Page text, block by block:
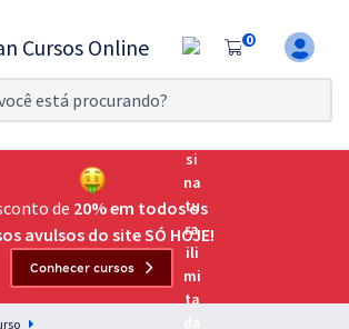
0
11
Teste grátis por 7 dias!
Até Passar
preparação para o Exame da
e intensiva para as principais
de 20% em todos os
avulsos do site SÓ HOJE!
Conhecer cursos